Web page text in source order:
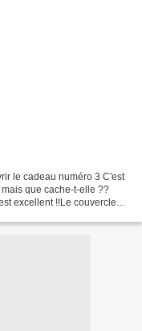
le cadeau numéro 3 C'est
que cache-t-elle ??
excellent !!Le couvercle